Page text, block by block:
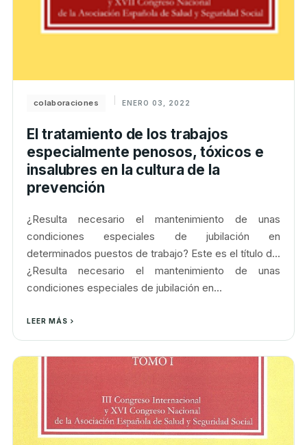
colaboraciones ENERO 03, 2022
El tratamiento de los trabajos
especialmente penosos, tóxicos e
insalubres en la cultura de la
prevención
¿Resulta necesario el mantenimiento de unas
condiciones especiales de jubilación en
determinados puestos de trabajo? Este es el título d...
¿Resulta necesario el mantenimiento de unas
condiciones especiales de jubilación en...
LEER MÁS